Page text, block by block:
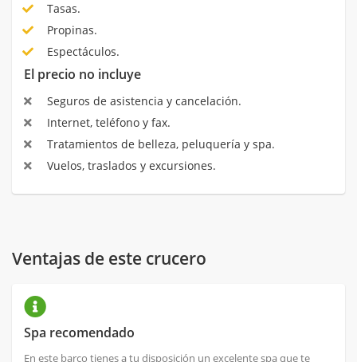
Tasas.
Propinas.
Espectáculos.
El precio no incluye
Seguros de asistencia y cancelación.
Internet, teléfono y fax.
Tratamientos de belleza, peluquería y spa.
Vuelos, traslados y excursiones.
Ventajas de este crucero
Spa recomendado
En este barco tienes a tu disposición un excelente spa que te